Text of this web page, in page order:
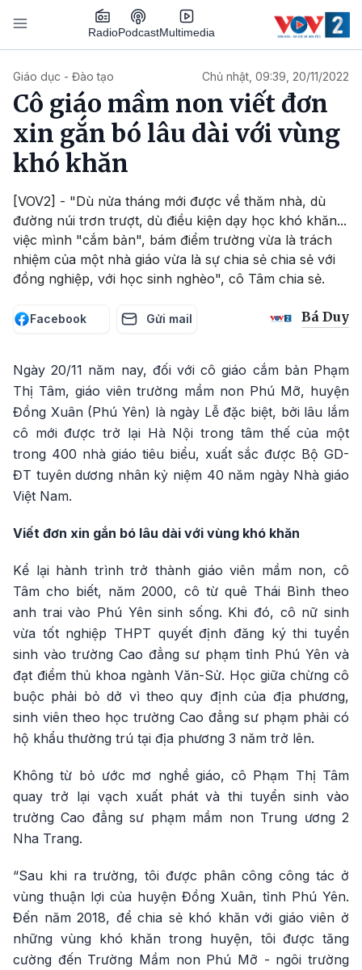
Nhảy đến nội dung
RadioPodcastMultimedia
Giáo dục - Đào tạo Chủ nhật, 09:39, 20/11/2022
Cô giáo mầm non viết đơn
xin gắn bó lâu dài với vùng
khó khăn
[VOV2] - "Dù nửa tháng mới được về thăm nhà, dù
đường núi trơn trượt, dù điều kiện dạy học khó khăn...
việc mình "cắm bản", bám điểm trường vừa là trách
nhiệm của một nhà giáo vừa là sự chia sẻ chia sẻ với
đồng nghiệp, với học sinh nghèo", cô Tâm chia sẻ.
Facebook Gửi mail Bá Duy
Ngày 20/11 năm nay, đối với cô giáo cắm bản Phạm
Thị Tâm, giáo viên trường mầm non Phú Mỡ, huyện
Đồng Xuân (Phú Yên) là ngày Lễ đặc biệt, bởi lâu lắm
cô mới được trở lại Hà Nội trong tâm thế của một
trong 400 nhà giáo tiêu biểu, xuất sắc được Bộ GD-
ĐT tuyên dương nhân kỷ niệm 40 năm ngày Nhà giáo
Việt Nam.
Viết đơn xin gắn bó lâu dài với vùng khó khăn
Kể lại hành trình trở thành giáo viên mầm non, cô
Tâm cho biết, năm 2000, cô từ quê Thái Bình theo
anh trai vào Phú Yên sinh sống. Khi đó, cô nữ sinh
vừa tốt nghiệp THPT quyết định đăng ký thi tuyển
sinh vào trường Cao đẳng sư phạm tỉnh Phú Yên và
đạt điểm thủ khoa ngành Văn-Sử. Học giữa chừng cô
buộc phải bỏ dở vì theo quy định của địa phương,
sinh viên theo học trường Cao đẳng sư phạm phải có
hộ khẩu thường trú tại địa phương 3 năm trở lên.
Không từ bỏ ước mơ nghề giáo, cô Phạm Thị Tâm
quay trở lại vạch xuất phát và thi tuyển sinh vào
trường Cao đẳng sư phạm mầm non Trung ương 2
Nha Trang.
“Sau khi ra trường, tôi được phân công công tác ở
vùng thuận lợi của huyện Đồng Xuân, tỉnh Phú Yên.
Đến năm 2018, để chia sẻ khó khăn với giáo viên ở
những vùng khó khăn trong huyện, tôi được tăng
cường đến Trường Mầm non Phú Mỡ - ngôi trường